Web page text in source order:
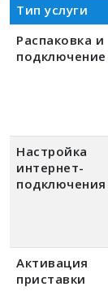
Тип услуги
Распаковка и
подключение
Настройка
интернет-
подключения
Активация
приставки